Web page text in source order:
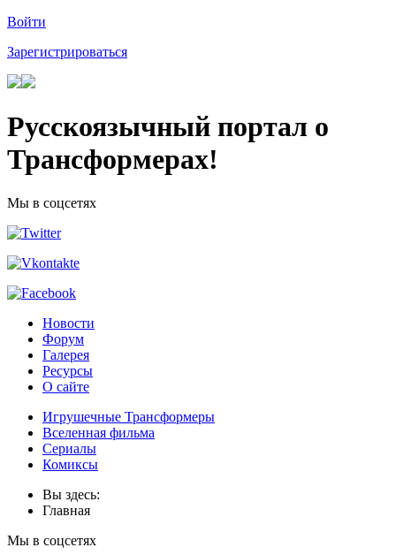
Войти
Зарегистрироваться
Русскоязычный портал о
Трансформерах!
Мы в соцсетях
Новости
Форум
Галерея
Ресурсы
О сайте
Игрушечные Трансформеры
Вселенная фильма
Сериалы
Комиксы
Вы здесь:
Главная
Мы в соцсетях